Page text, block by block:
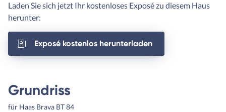
Laden Sie sich jetzt Ihr kostenloses Exposé zu diesem Haus
herunter:
Exposé kostenlos herunterladen
Grundriss
für Haas Brava BT 84